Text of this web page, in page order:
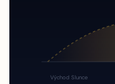
Východ Slunce